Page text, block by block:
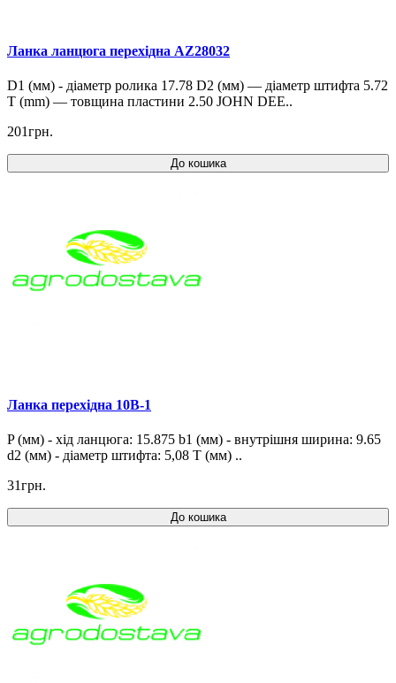
Ланка ланцюга перехідна AZ28032
D1 (мм) - діаметр ролика 17.78 D2 (мм) — діаметр штифта 5.72
T (mm) — товщина пластини 2.50 JOHN DEE..
201грн.
До кошика
Ланка перехідна 10B-1
P (мм) - хід ланцюга: 15.875 b1 (мм) - внутрішня ширина: 9.65
d2 (мм) - діаметр штифта: 5,08 T (мм) ..
31грн.
До кошика